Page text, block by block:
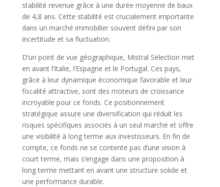
stabilité revenue grâce à une durée moyenne de baux
de 4,8 ans. Cette stabilité est crucialement importante
dans un marché immobilier souvent défini par son
incertitude et sa fluctuation.
D’un point de vue géographique, Mistral Sélection met
en avant l’Italie, l’Espagne et le Portugal. Ces pays,
grâce à leur dynamique économique favorable et leur
fiscalité attractive, sont des moteurs de croissance
incroyable pour ce fonds. Ce positionnement
stratégique assure une diversification qui réduit les
risques spécifiques associés à un seul marché et offre
une visibilité à long terme aux investisseurs. En fin de
compte, ce fonds ne se contente pas d’une vision à
court terme, mais s’engage dans une proposition à
long terme mettant en avant une structure solide et
une performance durable.